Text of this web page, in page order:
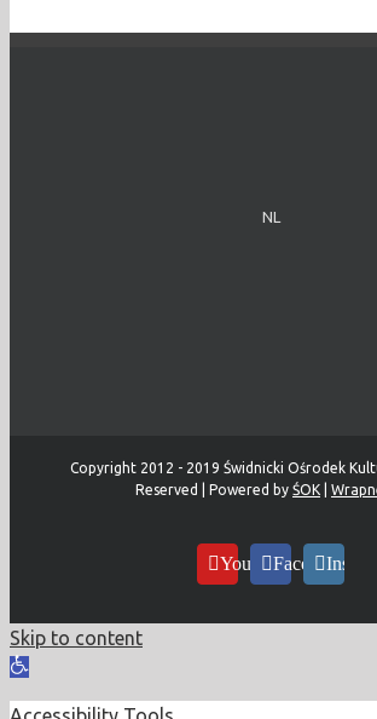
NL
Copyright 2012 - 2019 Świdnicki Ośrodek
Reserved | Powered by ŚOK
YouTubeFacebook
Skip to content
Open